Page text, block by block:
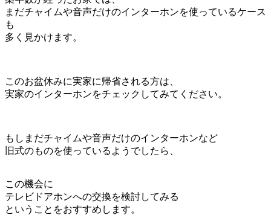
まだチャイムや音声だけのインターホンを使っているケース
も
多く見かけます。
このお盆休みに実家に帰省される方は、
実家のインターホンをチェックしてみてください。
もしまだチャイムや音声だけのインターホンなど
旧式のものを使っているようでしたら、
この機会に
テレビドアホンへの交換を検討してみる
ということをおすすめします。